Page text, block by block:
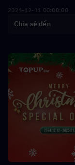
2024-12-11 00:00:00
Chia sẻ đến